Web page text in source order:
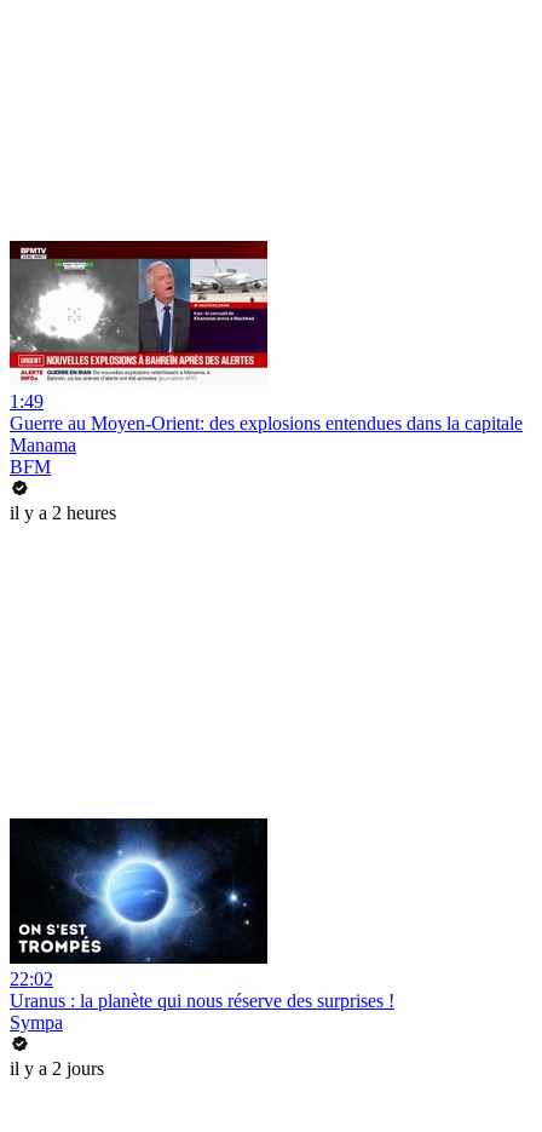
1:49
Guerre au Moyen-Orient: des explosions entendues dans la capitale
Manama
BFM
il y a 2 heures
22:02
Uranus : la planète qui nous réserve des surprises !
Sympa
il y a 2 jours